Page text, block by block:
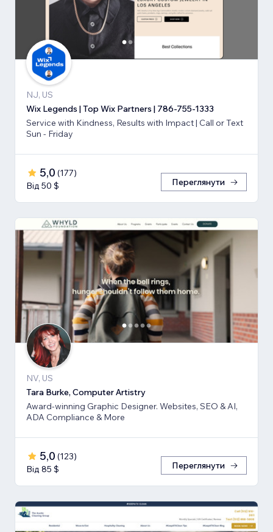
NJ, US
Wix Legends | Top Wix Partners | 786-755-1333
Service with Kindness, Results with Impact | Call or Text
Sun - Friday
5,0 (177)
Від 50 $
Переглянути
NV, US
Tara Burke, Computer Artistry
Award-winning Graphic Designer. Websites, SEO & AI,
ADA Compliance & More
5,0 (123)
Від 85 $
Переглянути